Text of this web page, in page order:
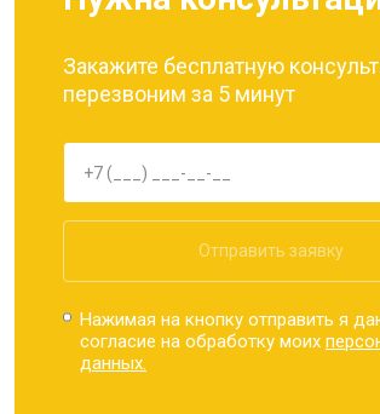
Закажите бесплатную
перезвоним за 5 минут
Отправить заявку
Нажимая на кнопку отправить я
согласие на обработку моих
данных.